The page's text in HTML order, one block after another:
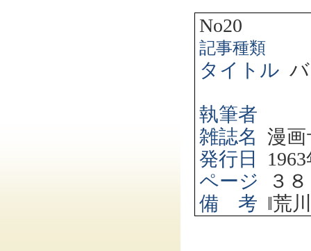
No20
記事種類
タイトル
執筆者
雑誌名 漫
発行日
1963
ページ
３
備 考 ‖荒